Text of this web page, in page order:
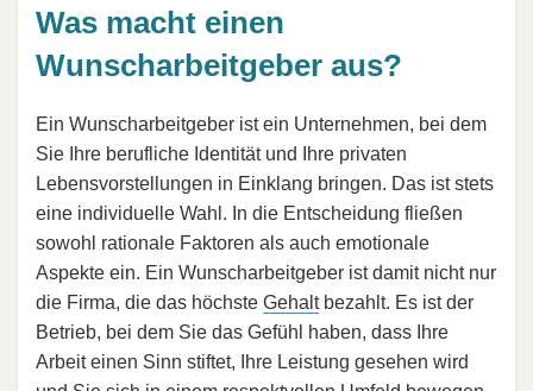
Was macht einen
Wunscharbeitgeber aus?
Ein Wunscharbeitgeber ist ein Unternehmen, bei dem
Sie Ihre berufliche Identität und Ihre privaten
Lebensvorstellungen in Einklang bringen. Das ist stets
eine individuelle Wahl. In die Entscheidung fließen
sowohl rationale Faktoren als auch emotionale
Aspekte ein. Ein Wunscharbeitgeber ist damit nicht nur
die Firma, die das höchste Gehaltbezahlt. Es ist der
Betrieb, bei dem Sie das Gefühl haben, dass Ihre
Arbeit einen Sinn stiftet, Ihre Leistung gesehen wird